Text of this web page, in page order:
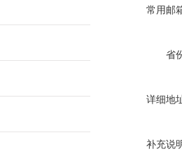
常用邮
省
详细地
补充说